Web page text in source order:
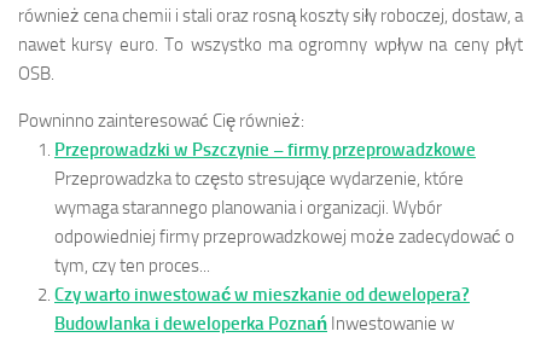
również cena chemii i stali oraz rosną koszty siły roboczej, dostaw, a
nawet kursy euro. To wszystko ma ogromny wpływ na ceny płyt
OSB.
Powninno zainteresować Cię również:
Przeprowadzki w Pszczynie – firmy przeprowadzkowe
Przeprowadzka to często stresujące wydarzenie, które
wymaga starannego planowania i organizacji. Wybór
odpowiedniej firmy przeprowadzkowej może zadecydować o
tym, czy ten proces...
Czy warto inwestować w mieszkanie od dewelopera?
Budowlanka i deweloperka Poznań Inwestowanie w